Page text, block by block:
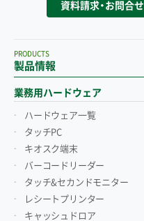
資料請求・お問合せ
製品情報
PRODUCTS
業務用ハードウェア
ハードウェア一覧
タッチPC
キオスク端末
バーコードリーダー
タッチ&セカンドモニター
レシートプリンター
キャッシュドロア